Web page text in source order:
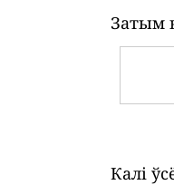
Затым
Калі